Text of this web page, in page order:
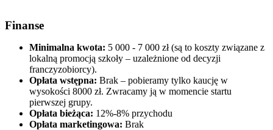
Finanse
Minimalna kwota: 5 000 - 7 000 zł (są to koszty związane z
lokalną promocją szkoły – uzależnione od decyzji
franczyzobiorcy).
Opłata wstępna: Brak – pobieramy tylko kaucję w
wysokości 8000 zł. Zwracamy ją w momencie startu
pierwszej grupy.
Opłata bieżąca: 12%-8% przychodu
Opłata marketingowa: Brak